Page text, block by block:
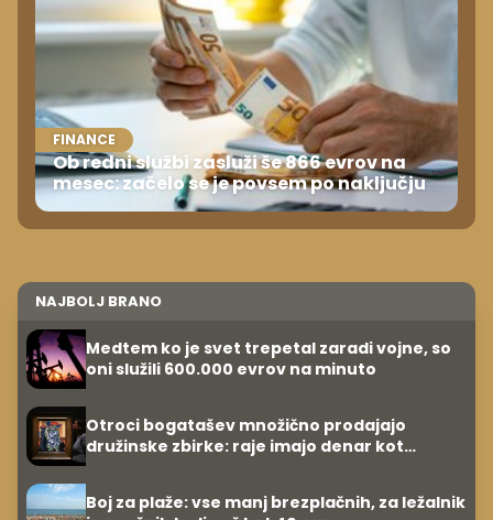
FINANCE
Ob redni službi zasluži še 866 evrov na
mesec: začelo se je povsem po naključju
NAJBOLJ BRANO
Medtem ko je svet trepetal zaradi vojne, so
oni služili 600.000 evrov na minuto
Otroci bogatašev množično prodajajo
družinske zbirke: raje imajo denar kot
Boj za plaže: vse manj brezplačnih, za ležalnik